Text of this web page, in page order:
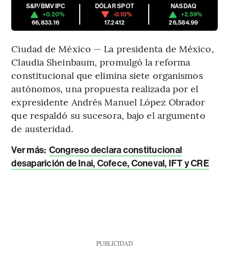
S&P/BMV IPC
+0.20%
66,833.16
DÓLAR SPOT
-0.10%
17.2412
NASDAQ
+2.59%
26,584.99
Ciudad de México — La presidenta de México,
Claudia Sheinbaum, promulgó la reforma
constitucional que elimina siete organismos
autónomos, una propuesta realizada por el
expresidente Andrés Manuel López Obrador
que respaldó su sucesora, bajo el argumento
de austeridad.
Ver más: Congreso declara constitucional
desaparición de Inai, Cofece, Coneval, IFT y CRE
PUBLICIDAD